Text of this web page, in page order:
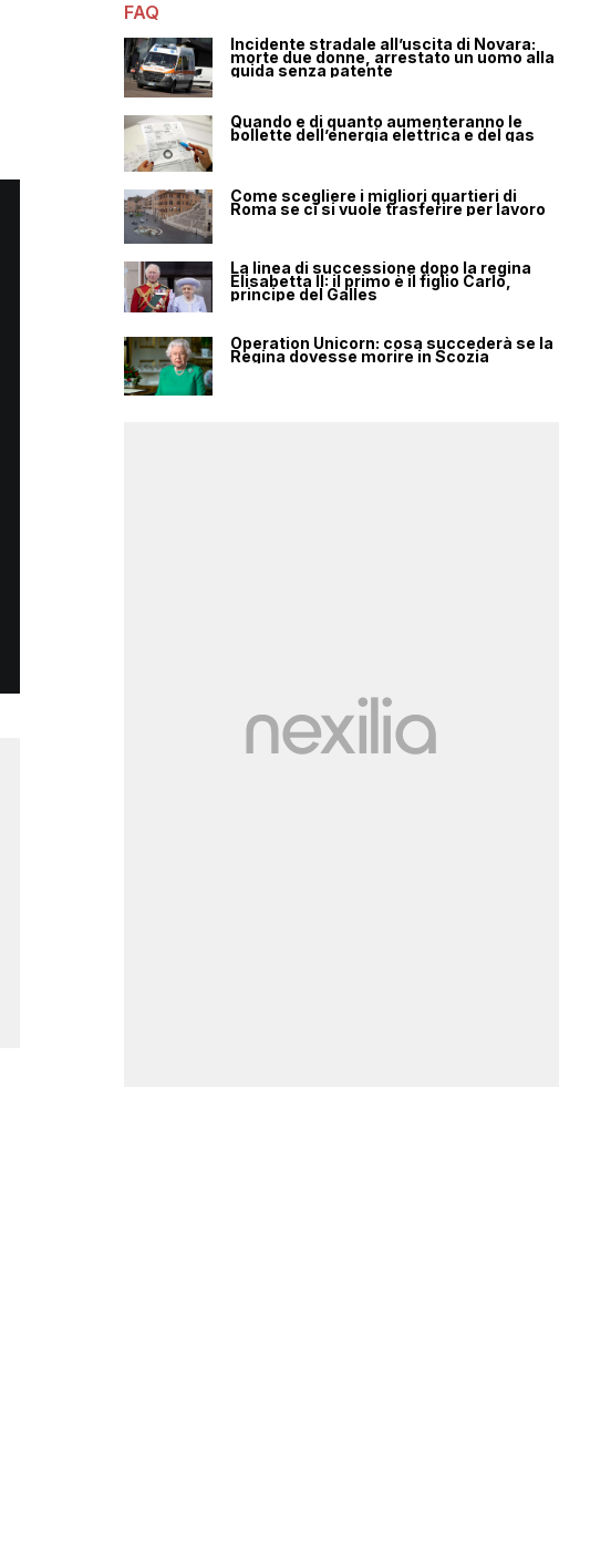
FAQ
Incidente stradale all’uscita di Novara:
morte due donne, arrestato un uomo alla
guida senza patente
Quando e di quanto aumenteranno le
bollette dell’energia elettrica e del gas
Come scegliere i migliori quartieri di
Roma se ci si vuole trasferire per lavoro
La linea di successione dopo la regina
Elisabetta II: il primo è il figlio Carlo,
principe del Galles
Operation Unicorn: cosa succederà se la
Regina dovesse morire in Scozia